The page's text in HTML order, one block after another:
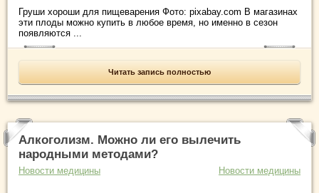
Груши хороши для пищеварения Фото: pixabay.com В магазинах
эти плоды можно купить в любое время, но именно в сезон
появляются ...
Читать запись полностью
Алкоголизм. Можно ли его вылечить
народными методами?
Новости медицины Новости медицины